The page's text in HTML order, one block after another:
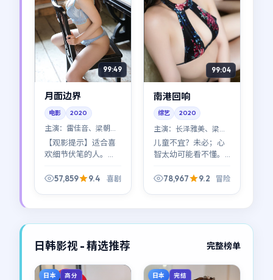
99:49
月面边界
电影 2020
主演： 雷佳音、梁朝伟
等【观影提示】适合喜
欢细节伏笔的人。
像拼图，后半段像塌
57,859 9.4 喜剧
99:04
南港回响
综艺 2020
主演： 长泽雅美、梁朝
伟 等
儿童不宜？未必；心
智太幼可能看不懂。
世界的规则讲得很直
78,967 9.2 冒险
日韩影视 - 精选推荐 完整榜单
日本 高分 日本 完结